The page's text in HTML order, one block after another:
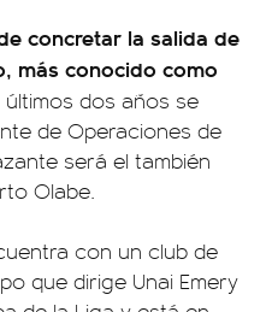
concretar la salida de
más conocido como
dos años se
de Operaciones de
será el también
Olabe.
con un club de
que dirige Unai Emery